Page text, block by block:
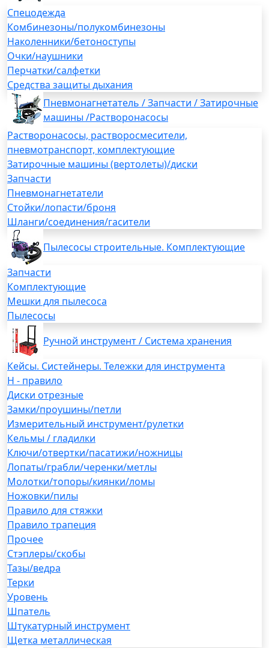
Спецодежда
Комбинезоны/полукомбинезоны
Наколенники/бетоноступы
Очки/наушники
Перчатки/салфетки
Средства защиты дыхания
Пневмонагнетатель / Запчасти / Затирочные
машины /Растворонасосы
Растворонасосы, растворосмесители,
пневмотранспорт, комплектующие
Затирочные машины (вертолеты)/диски
Запчасти
Пневмонагнетатели
Стойки/лопасти/броня
Шланги/соединения/гасители
Пылесосы строительные. Комплектующие
Запчасти
Комплектующие
Мешки для пылесоса
Пылесосы
Ручной инструмент / Система хранения
Кейсы. Систейнеры. Тележки для инструмента
H - правило
Диски отрезные
Замки/проушины/петли
Измерительный инструмент/рулетки
Кельмы / гладилки
Ключи/отвертки/пасатижи/ножницы
Лопаты/грабли/черенки/метлы
Молотки/топоры/киянки/ломы
Ножовки/пилы
Правило для стяжки
Правило трапеция
Прочее
Стэплеры/скобы
Тазы/ведра
Терки
Уровень
Шпатель
Штукатурный инструмент
Щетка металлическая